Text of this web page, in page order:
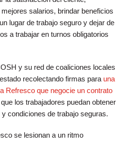
salarios, brindar beneficios
lugar de trabajo seguro y dejar de
a trabajar en turnos obligatorios
y su red de coaliciones locales
recolectando firmas para una
Refresco que negocie un contrato
los trabajadores puedan obtener
condiciones de trabajo seguras.
se lesionan a un ritmo